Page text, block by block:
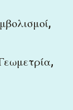
,
,